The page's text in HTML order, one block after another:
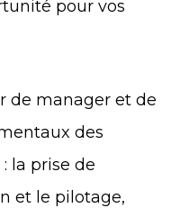
pour vos
de manager et de
des
la prise de
et le pilotage,